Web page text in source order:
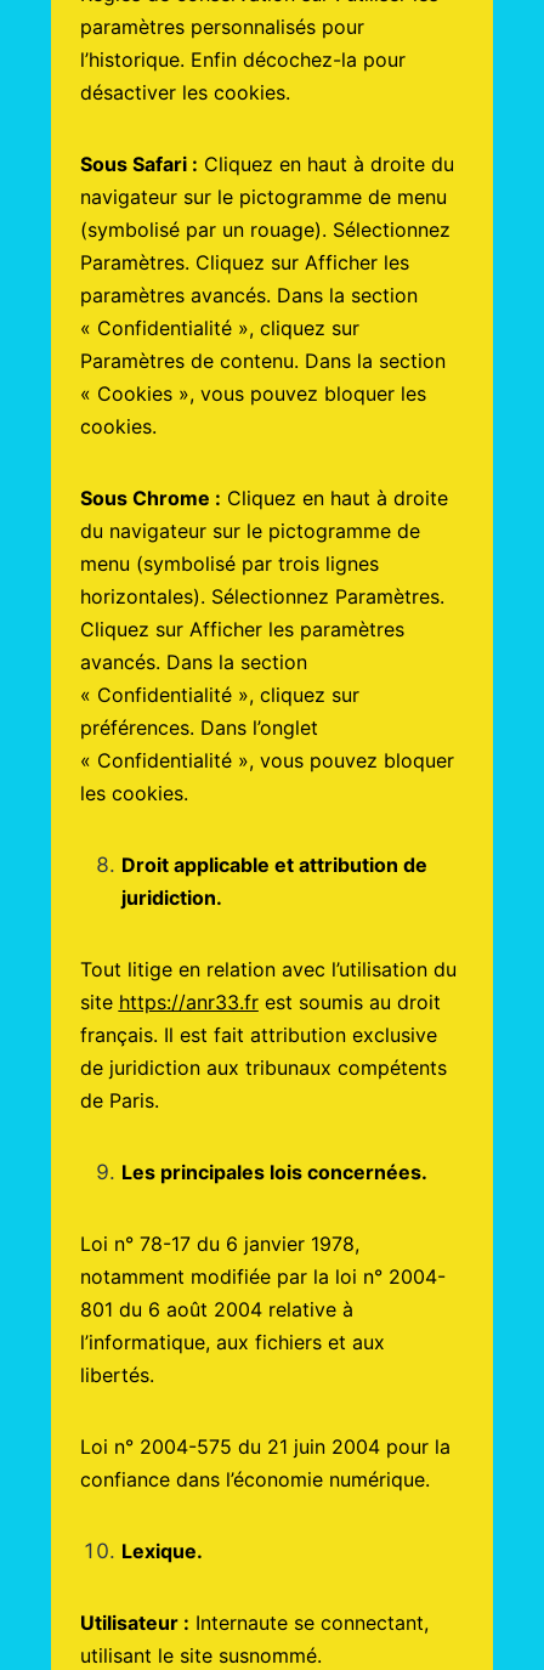
paramètres personnalisés pour
l’historique. Enfin décochez-la pour
désactiver les cookies.
Sous Safari : Cliquez en haut à droite du
navigateur sur le pictogramme de menu
(symbolisé par un rouage). Sélectionnez
Paramètres. Cliquez sur Afficher les
paramètres avancés. Dans la section
« Confidentialité », cliquez sur
Paramètres de contenu. Dans la section
« Cookies », vous pouvez bloquer les
cookies.
Sous Chrome : Cliquez en haut à droite
du navigateur sur le pictogramme de
menu (symbolisé par trois lignes
horizontales). Sélectionnez Paramètres.
Cliquez sur Afficher les paramètres
avancés. Dans la section
« Confidentialité », cliquez sur
préférences. Dans l’onglet
« Confidentialité », vous pouvez bloquer
les cookies.
Droit applicable et attribution de
juridiction.
Tout litige en relation avec l’utilisation du
site https://anr33.frest soumis au droit
français. Il est fait attribution exclusive
de juridiction aux tribunaux compétents
de Paris.
Les principales lois concernées.
Loi n° 78-17 du 6 janvier 1978,
notamment modifiée par la loi n° 2004-
801 du 6 août 2004 relative à
l’informatique, aux fichiers et aux
libertés.
Loi n° 2004-575 du 21 juin 2004 pour la
confiance dans l’économie numérique.
Lexique.
Utilisateur : Internaute se connectant,
utilisant le site susnommé.